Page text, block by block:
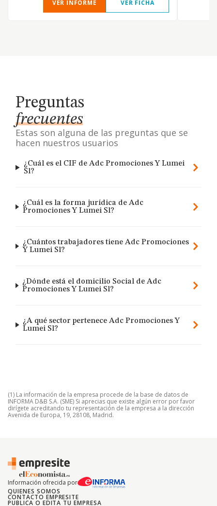
VER INFORME
VER FICHA
Preguntas
frecuentes
Estas son alguna de las preguntas que se
hacen nuestros usuarios
¿Cuál es el CIF de Adc Promociones Y Lumei
Sl?
¿Cuál es la forma jurídica de Adc
Promociones Y Lumei Sl?
¿Cuántos trabajadores tiene Adc Promociones
Y Lumei Sl?
¿Dónde está el domicilio Social de Adc
Promociones Y Lumei Sl?
¿A qué sector pertenece Adc Promociones Y
Lumei Sl?
(1) La información de la empresa procede de la base de datos de
INFORMA D&B S.A. (SME) Si aprecias que existe algún error por favor
dirígete acreditando tu representación de la empresa a la dirección
Avenida de Europa, 19, 28108, Madrid.
Información ofrecida por
QUIENES SOMOS
CONTACTO EMPRESITE
PUBLICA O EDITA TU EMPRESA